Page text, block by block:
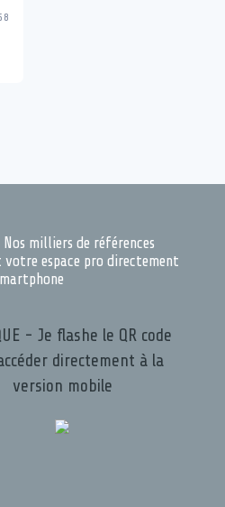
Nos milliers de références
espace pro directement
- Je flashe le QR code
directement à la
version mobile